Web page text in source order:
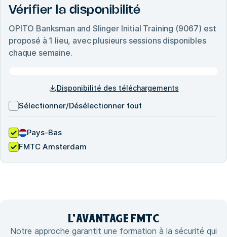
Vérifier la disponibilité
OPITO Banksman and Slinger Initial Training (9067) est
proposé à 1 lieu, avec plusieurs sessions disponibles
chaque semaine.
Disponibilité des téléchargements
Sélectionner/Désélectionner tout
Pays-Bas
FMTC Amsterdam
L'AVANTAGE FMTC
Notre approche garantit une formation à la sécurité qui